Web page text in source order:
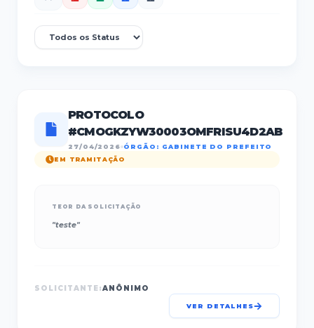
PROTOCOLO
#CMOGKZYW30003OMFRISU4D2AB
27/04/2026 ÓRGÃO: GABINETE DO PREFEITO
EM TRAMITAÇÃO
TEOR DA SOLICITAÇÃO
"teste"
SOLICITANTE:ANÔNIMO
VER DETALHES